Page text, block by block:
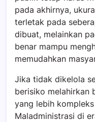
pada akhirnya,
terletak pada
dibuat, melainkan
benar mampu
memudahkan
Jika tidak dikelola
berisiko melahirkan
yang lebih
Maladministrasi di